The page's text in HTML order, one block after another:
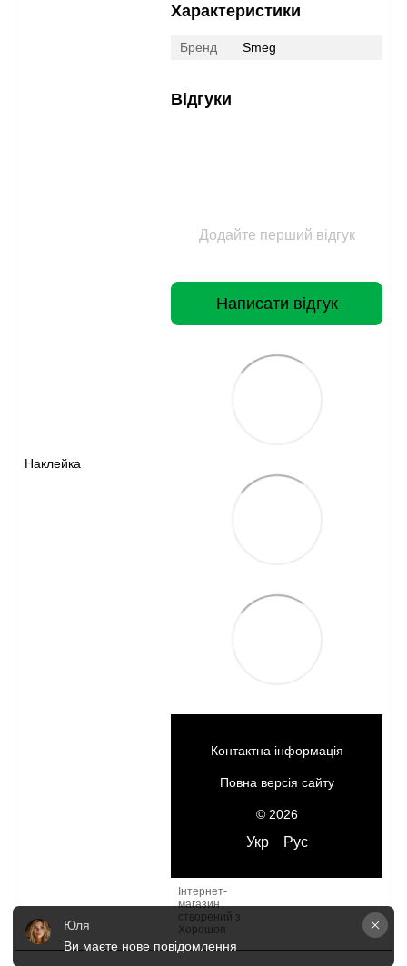
Наклейка
Характеристики
Бренд Smeg
Відгуки
Додайте перший відгук
Написати відгук
Контактна інформація
Повна версія сайту
© 2026
Укр Рус
Інтернет-
магазин
створений з
Хорошоп
Юля
Ви маєте нове повідомлення